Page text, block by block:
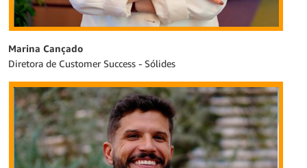
Marina Cançado
Diretora de Customer Success - Sólides